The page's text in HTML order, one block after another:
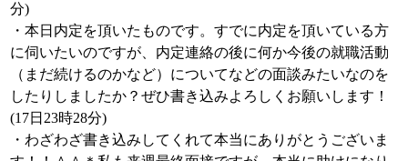
分)
・本日内定を頂いたものです。すでに内定を頂いている方
に伺いたいのですが、内定連絡の後に何か今後の就職活動
（まだ続けるのかなど）についてなどの面談みたいなのを
したりしましたか？ぜひ書き込みよろしくお願いします！
(17日23時28分)
・わざわざ書き込みしてくれて本当にありがとうございま